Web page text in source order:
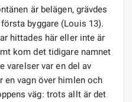
är belägen, grävdes
byggare (Louis 13).
hittades här eller inte är
kom det tidigare namnet
varelser var en del av
vagn över himlen och
väg: trots allt är det